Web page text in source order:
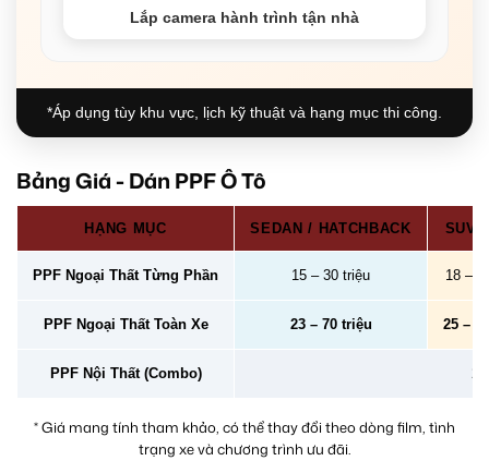
Lắp camera hành trình tận nhà
*Áp dụng tùy khu vực, lịch kỹ thuật và hạng mục thi công.
Bảng Giá - Dán PPF Ô Tô
HẠNG MỤC SEDAN / HATCHBACK SUV
PPF Ngoại Thất Từng Phần 15 – 30 triệu 18 –
PPF Ngoại Thất Toàn Xe 23 – 70 triệu 25 –
PPF Nội Thất (Combo)
* Giá mang tính tham khảo, có thể thay đổi theo dòng film, tình
trạng xe và chương trình ưu đãi.